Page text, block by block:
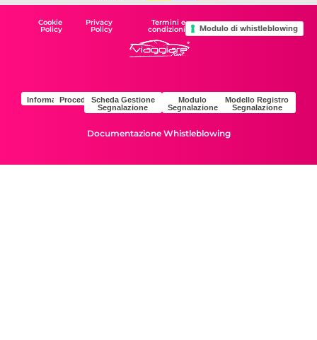
Cookie
Policy
Privacy
Policy
Termini e
condizioni Modulo di whistleblowing
Documentazione Whistleblowing
InformativaProceduraScheda Gestione
Segnalazione
Modulo
Segnalazione
Modello Registro
Segnalazione